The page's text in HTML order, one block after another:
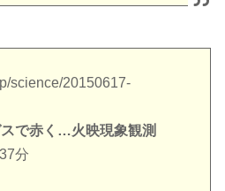
science/20150617-
で赤く…火映現象観測
分